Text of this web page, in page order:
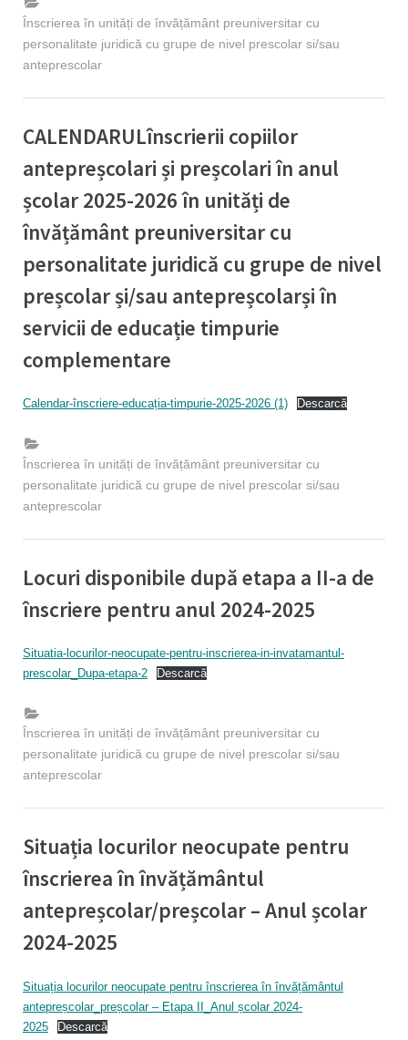
Înscrierea în unități de învățământ preuniversitar cu
personalitate juridică cu grupe de nivel prescolar si/sau
anteprescolar
CALENDARULînscrierii copiilor
antepreșcolari și preșcolari în anul
școlar 2025-2026 în unități de
învățământ preuniversitar cu
personalitate juridică cu grupe de nivel
preșcolar și/sau antepreșcolarși în
servicii de educație timpurie
complementare
Posted
12/03/2025
By
Educatie timpurie Inspector
Calendar-înscriere-educația-timpurie-2025-2026 (1) Descarcă
Înscrierea în unități de învățământ preuniversitar cu
personalitate juridică cu grupe de nivel prescolar si/sau
anteprescolar
Locuri disponibile după etapa a II-a de
înscriere pentru anul 2024-2025
on
09/07/2024
Educatie timpurie Inspector
Situatia-locurilor-neocupate-pentru-inscrierea-in-invatamantul-
prescolar_Dupa-etapa-2
Descarcă
Înscrierea în unități de învățământ preuniversitar cu
personalitate juridică cu grupe de nivel prescolar si/sau
anteprescolar
Situația locurilor neocupate pentru
înscrierea în învățământul
antepreșcolar/preșcolar – Anul școlar
2024-2025
14/06/2024
Educatie timpurie Inspector
Situația locurilor neocupate pentru înscrierea în învățământul
antepreșcolar_preșcolar – Etapa II_Anul școlar 2024-
2025
Descarcă